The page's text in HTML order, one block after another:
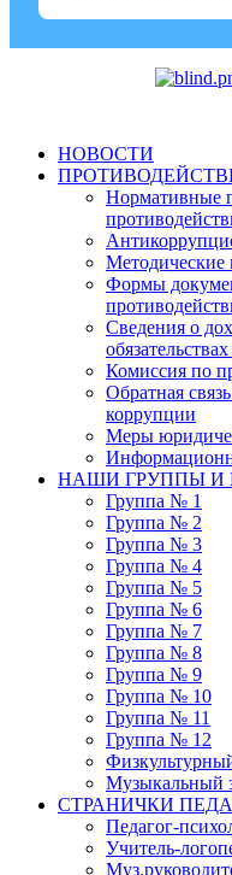
НОВОСТИ
Нормативные
Методические
Формы
Сведения о
Комиссия по
Обратная
коррупции
Меры
НАШИ ГРУППЫ И
Группа № 1
Группа № 2
Группа № 3
Группа № 4
Группа № 5
Группа № 6
Группа № 7
Группа № 8
Группа № 9
Группа № 10
Группа № 11
Группа № 12
Музыкальный
СТРАНИЧКИ
Педагог-
Учитель-